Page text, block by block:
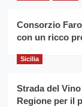
Consorzio
con un ricco
Sicilia
Strada del
Regione per il